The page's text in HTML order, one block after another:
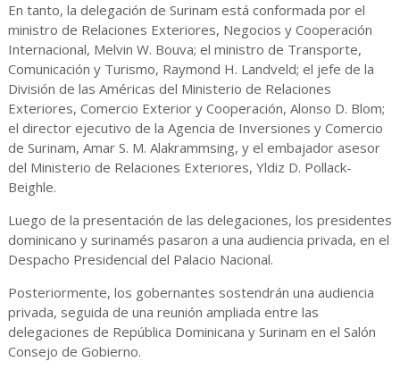
En tanto, la delegación de Surinam está conformada por el
ministro de Relaciones Exteriores, Negocios y Cooperación
Internacional, Melvin W. Bouva; el ministro de Transporte,
Comunicación y Turismo, Raymond H. Landveld; el jefe de la
División de las Américas del Ministerio de Relaciones
Exteriores, Comercio Exterior y Cooperación, Alonso D. Blom;
el director ejecutivo de la Agencia de Inversiones y Comercio
de Surinam, Amar S. M. Alakrammsing, y el embajador asesor
del Ministerio de Relaciones Exteriores, Yldiz D. Pollack-
Beighle.
Luego de la presentación de las delegaciones, los presidentes
dominicano y surinamés pasaron a una audiencia privada, en el
Despacho Presidencial del Palacio Nacional.
Posteriormente, los gobernantes sostendrán una audiencia
privada, seguida de una reunión ampliada entre las
delegaciones de República Dominicana y Surinam en el Salón
Consejo de Gobierno.